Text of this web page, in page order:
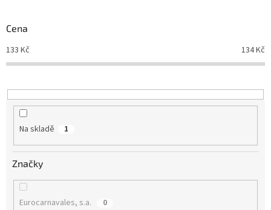
r
o
d
u
t
ů
Cena
133 Kč 134Kč
Na skladě 1
Značky
Eurocarnavales, s.a. 0